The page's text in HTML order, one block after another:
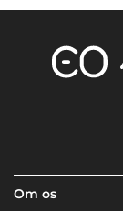
Om os